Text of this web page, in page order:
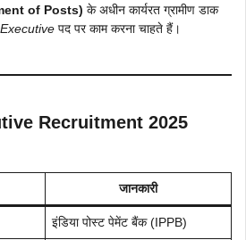
of Posts) के अधीन कार्यरत ग्रामीण डाक
Executive पद पर काम करना चाहते हैं।
Recruitment 2025
जानकारी
इंडिया पोस्ट पेमेंट बैंक (IPPB)